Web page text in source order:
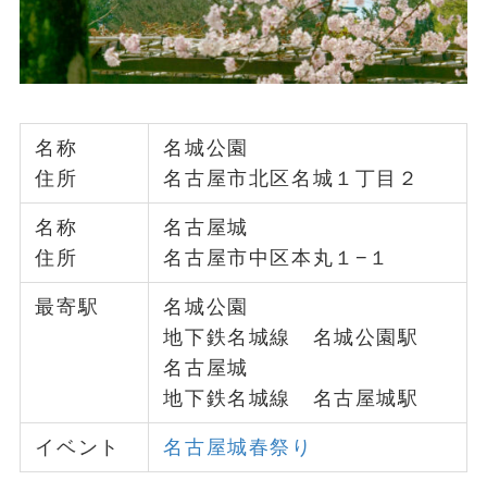
名称
住所
名城公園
名古屋市北区名城１丁目２
名称
住所
名古屋城
名古屋市中区本丸１−１
最寄駅
名城公園
地下鉄名城線 名城公園駅
名古屋城
地下鉄名城線 名古屋城駅
イベント 名古屋城春祭り